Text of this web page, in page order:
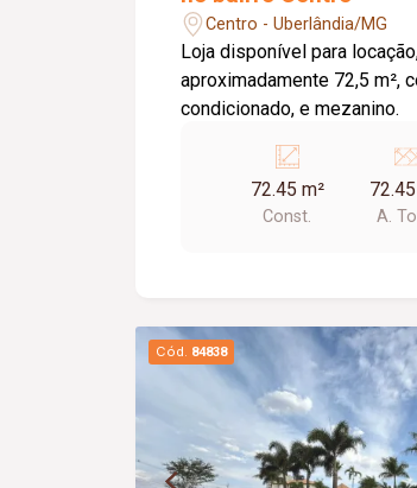
Centro - Uberlândia/MG
Loja disponível para
aproximadamente 72,5 m²,
condicionado, e mezanino.
72.45 m²
Const. A.
Cód. 84838